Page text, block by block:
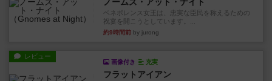
ノームズ・アット・ナイト
ベネボレンス女王は、忠実な臣民を称えるための
祝宴を開こうとしています。...
約9時間前 by jurong
レビュー
画像付き 充実
フラットアイアン